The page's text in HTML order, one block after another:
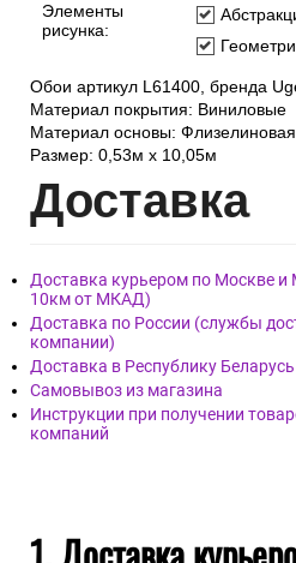
Элементы
рисунка:
Обои артикул L61400, бренда
Материал покрытия: Виниловые
Материал основы: Флизелиновая
Размер: 0,53м x 10,05м
Доставка
Доставка курьером по Москве и
10км от МКАД)
Доставка по России (службы
компании)
Доставка в Республику
Самовывоз из магазина
Инструкции при получении
компаний